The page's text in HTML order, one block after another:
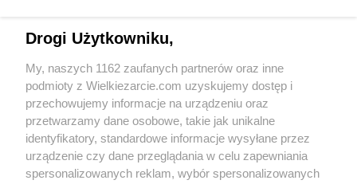
Grupy: Ciasta Ciasta warstwowe
Ciasta z owocami
Tagi:
biszkopt ciasto warstwowe
czekolada
galaretka kremówka
rabarbar
raczki
więcej tagów
Drogi Użytkowniku,
My, naszych 1162 zaufanych partnerów oraz inne
podmioty z Wielkiezarcie.com uzyskujemy dostęp i
przechowujemy informacje na urządzeniu oraz
przetwarzamy dane osobowe, takie jak unikalne
identyfikatory, standardowe informacje wysyłane przez
urządzenie czy dane przeglądania w celu zapewniania
spersonalizowanych reklam, wybór spersonalizowanych